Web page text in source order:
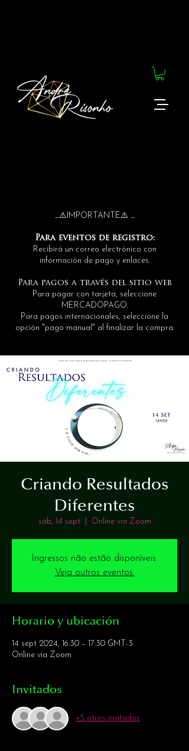
_⚠️IMPORTANTE⚠️ _
Para eventos de registro:
Recibirá un correo electrónico con
información de pago y enlaces.
Para pagos a través del sitio web
Para pagar con tarjeta, seleccione
MERCADOPAGO.
Para pagos internacionales, seleccione la
opción "pago manual" al finalizar la compra.
Criando Resultados
Diferentes
sáb, 14 sept
  |
Online via Zoom
Ingressos não estão disponíveis.
Veja outros eventos.
Horario y ubicación
14 sept 2024, 16:30 – 17:30 GMT-3
Online via Zoom
Invitados
+5 otros invitados